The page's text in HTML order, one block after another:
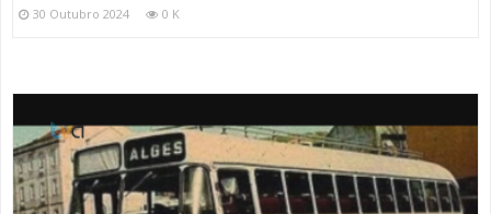
30 Outubro 2024 0 K